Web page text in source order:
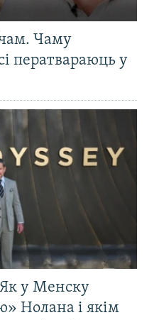
Чаму
ператвараюць у
Як у Менску
Нолана і якім